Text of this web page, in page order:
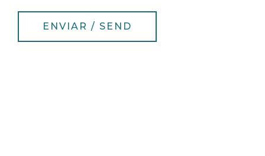
ENVIAR / SEND